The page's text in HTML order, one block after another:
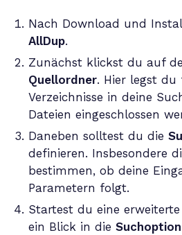
Nach Download und
AllDup.
Zunächst klickst du auf
Quellordner. Hier legst du
Verzeichnisse in deine
Dateien eingeschlossen
Daneben solltest du die
definieren. Insbesondere
bestimmen, ob deine
Parametern folgt.
Startest du eine
ein Blick in die